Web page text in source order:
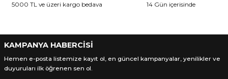
5000 TL ve üzeri kargo bedava
14 Gün içerisinde
KAMPANYA HABERCİSİ
Hemen e-posta listemize kayıt ol, en güncel kampanyalar, yenilikler ve
duyuruları ilk öğrenen sen ol.